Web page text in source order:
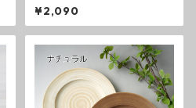
フ・フラワーパレード 長皿
¥2,090